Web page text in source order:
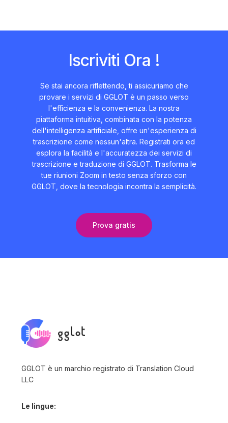
Iscriviti Ora !
Se stai ancora riflettendo, ti assicuriamo che
provare i servizi di GGLOT è un passo verso
l'efficienza e la convenienza. La nostra
piattaforma intuitiva, combinata con la potenza
dell'intelligenza artificiale, offre un'esperienza di
trascrizione come nessun'altra. Registrati ora ed
esplora la facilità e l'accuratezza dei servizi di
trascrizione e traduzione di GGLOT. Trasforma le
tue riunioni Zoom in testo senza sforzo con
GGLOT, dove la tecnologia incontra la semplicità.
Prova gratis
GGLOT è un marchio registrato di Translation Cloud
LLC
Le lingue: